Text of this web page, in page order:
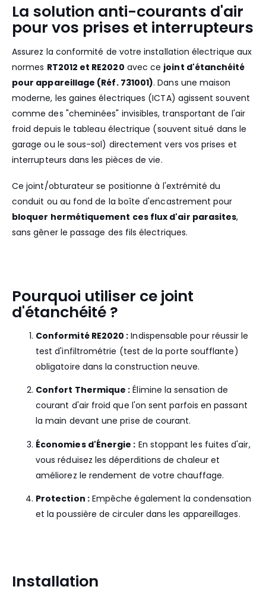
La solution anti-courants d'air
pour vos prises et interrupteurs
Assurez la conformité de votre installation électrique aux
normes RT2012 et RE2020 avec ce joint d'étanchéité
pour appareillage (Réf. 731001). Dans une maison
moderne, les gaines électriques (ICTA) agissent souvent
comme des "cheminées" invisibles, transportant de l'air
froid depuis le tableau électrique (souvent situé dans le
garage ou le sous-sol) directement vers vos prises et
interrupteurs dans les pièces de vie.
Ce joint/obturateur se positionne à l'extrémité du
conduit ou au fond de la boîte d'encastrement pour
bloquer hermétiquement ces flux d'air parasites,
sans gêner le passage des fils électriques.
Pourquoi utiliser ce joint
d'étanchéité ?
Conformité RE2020 : Indispensable pour réussir le
test d'infiltrométrie (test de la porte soufflante)
obligatoire dans la construction neuve.
Confort Thermique : Élimine la sensation de
courant d'air froid que l'on sent parfois en passant
la main devant une prise de courant.
Économies d'Énergie : En stoppant les fuites d'air,
vous réduisez les déperditions de chaleur et
améliorez le rendement de votre chauffage.
Protection :Empêche également la condensation
et la poussière de circuler dans les appareillages.
Installation